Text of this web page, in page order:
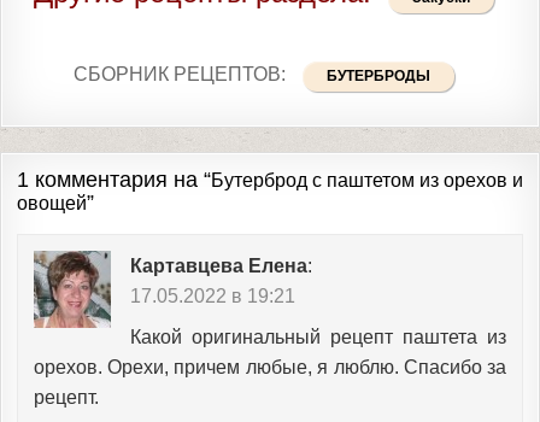
СБОРНИК РЕЦЕПТОВ: БУТЕРБРОДЫ
1 комментария на “Бутерброд с паштетом из орехов и
овощей”
Картавцева Елена:
17.05.2022 в 19:21
Какой оригинальный рецепт паштета из
орехов. Орехи, причем любые, я люблю. Спасибо за
рецепт.